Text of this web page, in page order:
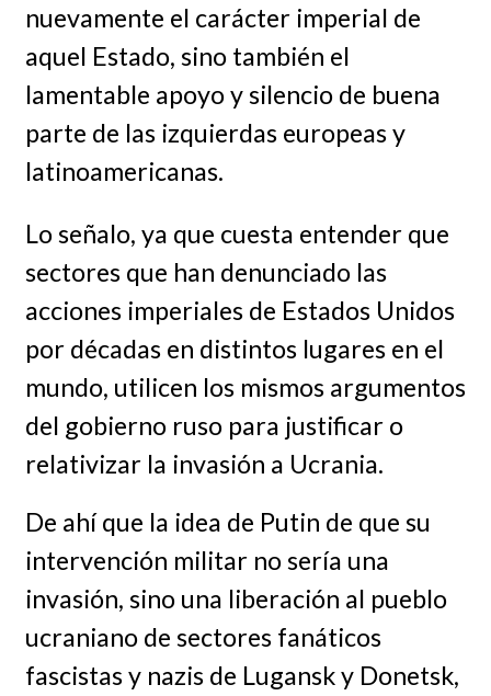
nuevamente el carácter imperial de
aquel Estado, sino también el
lamentable apoyo y silencio de buena
parte de las izquierdas europeas y
latinoamericanas.
Lo señalo, ya que cuesta entender que
sectores que han denunciado las
acciones imperiales de Estados Unidos
por décadas en distintos lugares en el
mundo, utilicen los mismos argumentos
del gobierno ruso para justificar o
relativizar la invasión a Ucrania.
De ahí que la idea de Putin de que su
intervención militar no sería una
invasión, sino una liberación al pueblo
ucraniano de sectores fanáticos
fascistas y nazis de Lugansk y Donetsk,